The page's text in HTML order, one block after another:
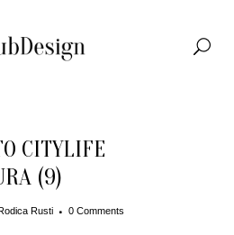
CITYLIFE
(9)
Rusti 0 Comments